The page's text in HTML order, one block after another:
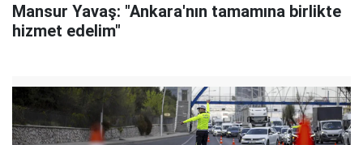
Mansur Yavaş: "Ankara'nın tamamına birlikte
hizmet edelim"